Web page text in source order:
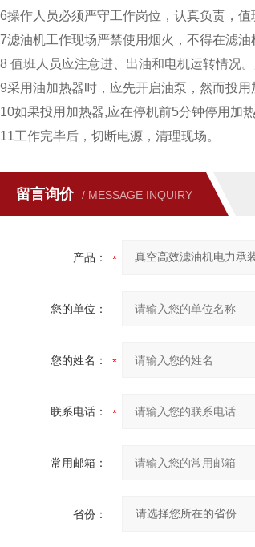
6操作人员必须严守工作岗位，认真负责，值
7滤油机工作现场严禁使用烟火，不得在滤油
8 值班人员应注意进、出油和电机运转情况。
9采用油加热器时，应先开启油泵，然而投用
10如果投用加热器,应在停机前5分钟停用加
11工作完毕后，切断电源，清理现场。
留言询价 / MESSAGE INQUIRY
产品：
您的单位：
您的姓名：
联系电话：
常用邮箱：
省份：